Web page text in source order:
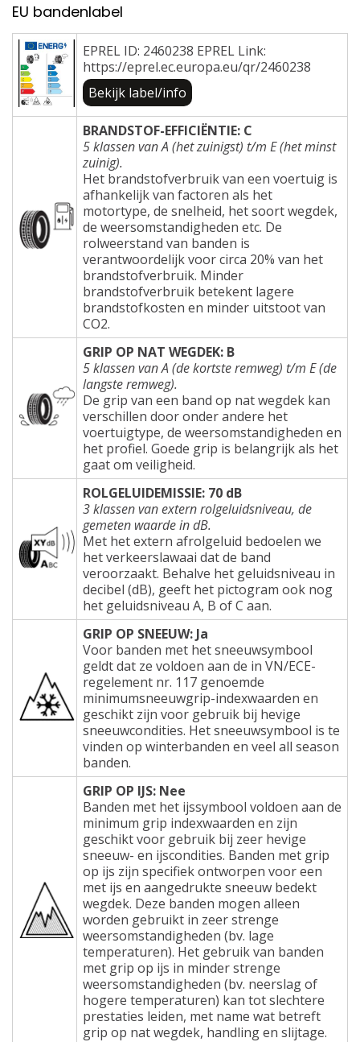
EU bandenlabel
EPREL ID: 2460238 EPREL Link:
https://eprel.ec.europa.eu/qr/2460238
Bekijk label/info
BRANDSTOF-EFFICIËNTIE: C
5 klassen van A (het zuinigst) t/m E (het minst
zuinig).
Het brandstofverbruik van een voertuig is
afhankelijk van factoren als het
motortype, de snelheid, het soort wegdek,
de weersomstandigheden etc. De
rolweerstand van banden is
verantwoordelijk voor circa 20% van het
brandstofverbruik. Minder
brandstofverbruik betekent lagere
brandstofkosten en minder uitstoot van
CO2.
GRIP OP NAT WEGDEK: B
5 klassen van A (de kortste remweg) t/m E (de
langste remweg).
De grip van een band op nat wegdek kan
verschillen door onder andere het
voertuigtype, de weersomstandigheden en
het profiel. Goede grip is belangrijk als het
gaat om veiligheid.
ROLGELUIDEMISSIE: 70 dB
3 klassen van extern rolgeluidsniveau, de
gemeten waarde in dB.
Met het extern afrolgeluid bedoelen we
het verkeerslawaai dat de band
veroorzaakt. Behalve het geluidsniveau in
decibel (dB), geeft het pictogram ook nog
het geluidsniveau A, B of C aan.
GRIP OP SNEEUW: Ja
Voor banden met het sneeuwsymbool
geldt dat ze voldoen aan de in VN/ECE-
regelement nr. 117 genoemde
minimumsneeuwgrip-indexwaarden en
geschikt zijn voor gebruik bij hevige
sneeuwcondities. Het sneeuwsymbool is te
vinden op winterbanden en veel all season
banden.
GRIP OP IJS: Nee
Banden met het ijssymbool voldoen aan de
minimum grip indexwaarden en zijn
geschikt voor gebruik bij zeer hevige
sneeuw- en ijscondities. Banden met grip
op ijs zijn specifiek ontworpen voor een
met ijs en aangedrukte sneeuw bedekt
wegdek. Deze banden mogen alleen
worden gebruikt in zeer strenge
weersomstandigheden (bv. lage
temperaturen). Het gebruik van banden
met grip op ijs in minder strenge
weersomstandigheden (bv. neerslag of
hogere temperaturen) kan tot slechtere
prestaties leiden, met name wat betreft
grip op nat wegdek, handling en slijtage.